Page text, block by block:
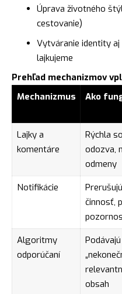
Úprava životného
cestovanie)
Vytváranie identity
lajkujeme
Prehľad mechanizmov
Mechanizmus
Ako
Lajky a
komentáre
Rýchla
odozva,
odmeny
Notifikácie
Prerušujú
činnosť,
Algoritmy
odporúčaní
Podávajú
obsah